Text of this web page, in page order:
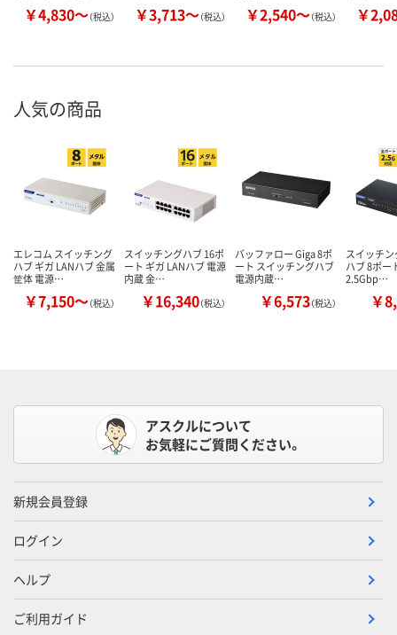
￥4,830～（税込） ￥3,713～（税込） ￥2,540～（税込） ￥
人気の商品
エレコム スイッチング
ハブ ギガ LANハブ 金属
筐体 電源…
￥7,150～（税込）
スイッチングハブ 16ポ
ート ギガ LANハブ 電源
内蔵 金…
￥16,340（税込）
バッファロー Giga 8ポ
ート スイッチングハブ
電源内蔵…
￥6,573（税込）
スイッチ
ハブ 8ポー
2.5Gbp…
￥
アスクルについて
お気軽にご質問ください。
新規会員登録
ログイン
ヘルプ
ご利用ガイド